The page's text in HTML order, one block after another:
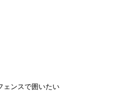
ンスで囲いたい